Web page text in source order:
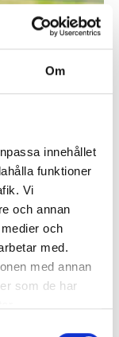
Om
innehållet
funktioner
Vi
och annan
och
med.
med annan
som de har